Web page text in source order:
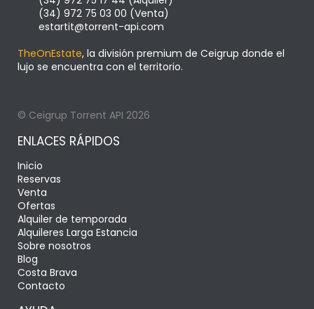
(34) 972 75 03 00 (Venta)
estartit@torrent-api.com
TheOnEstate, la división premium de Ceigrup donde el
lujo se encuentra con el territorio.
© Ceigrup Torrent API 2026
ENLACES RÁPIDOS
Inicio
Reservas
Venta
Ofertas
Alquiler de temporada
Alquileres Larga Estancia
Sobre nosotros
Blog
Costa Brava
Contacto